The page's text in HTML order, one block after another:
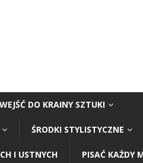
DO KRAINY SZTUKI
ŚRODKI STYLISTYCZNE
I USTNYCH PISAĆ KAŻDY